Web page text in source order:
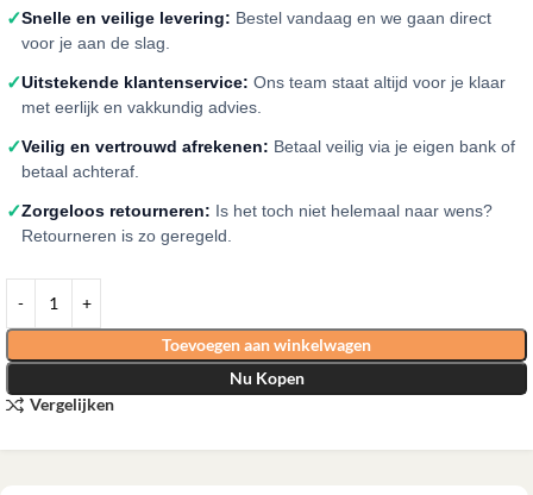
✓Snelle en veilige levering: Bestel vandaag en we gaan direct
voor je aan de slag.
✓Uitstekende klantenservice: Ons team staat altijd voor je klaar
met eerlijk en vakkundig advies.
✓Veilig en vertrouwd afrekenen: Betaal veilig via je eigen bank of
betaal achteraf.
✓Zorgeloos retourneren: Is het toch niet helemaal naar wens?
Retourneren is zo geregeld.
Toevoegen aan winkelwagen
Nu Kopen
Vergelijken